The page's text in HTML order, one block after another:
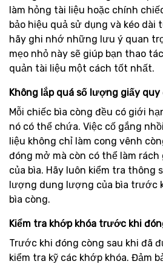
làm hỏng tài liệu hoặc chính
bảo hiệu quả sử dụng và kéo dài
hãy ghi nhớ những lưu ý quan
mẹo nhỏ này sẽ giúp bạn thao
quản tài liệu một cách tốt nhất.
Không lắp quá số lượng giấy quy
Mỗi chiếc bìa còng đều có giới
nó có thể chứa. Việc cố gắng
liệu không chỉ làm cong vênh
đóng mở mà còn có thể làm
của bìa. Hãy luôn kiểm tra thông
lượng dung lượng của bìa trước
bìa còng.
Kiểm tra khớp khóa trước khi
Trước khi đóng còng sau khi đã
kiểm tra kỹ các khớp khóa. Đảm